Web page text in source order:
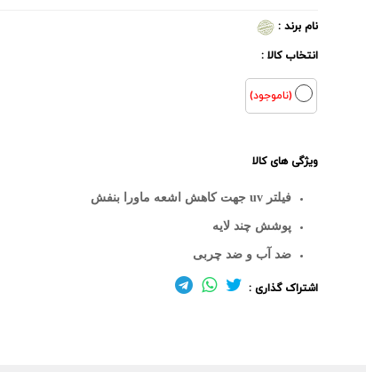
نام برند :
انتخاب کالا :
(ناموجود)
ویژگی های کالا
فیلتر uv جهت کاهش اشعه ماورا بنفش
پوشش چند لایه
ضد آب و ضد چربی
اشتراک گذاری :